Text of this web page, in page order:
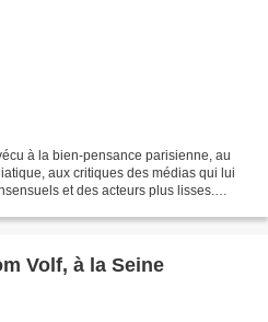
à la bien-pensance parisienne, au
aux critiques des médias qui lui
et des acteurs plus lisses.
Volf, à la Seine